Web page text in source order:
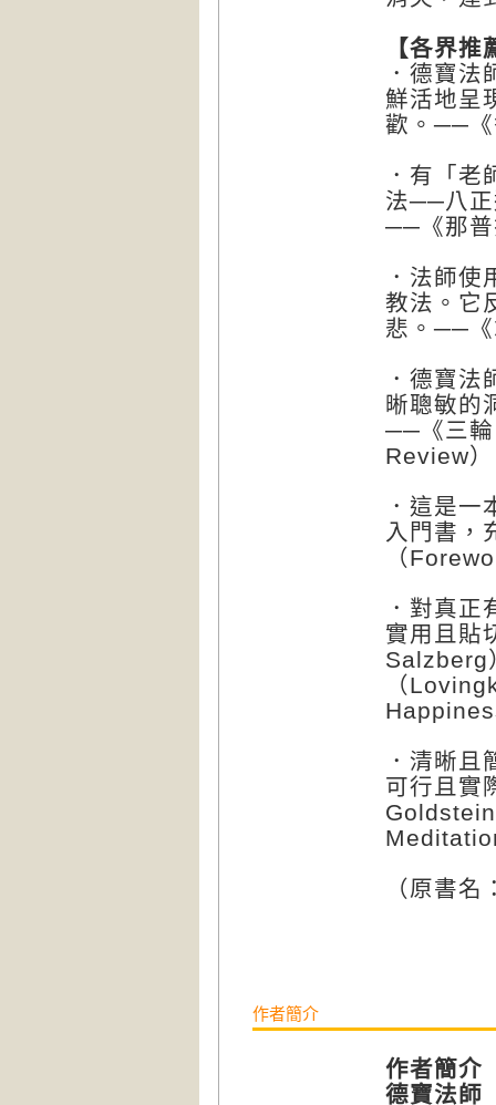
【各界推
．德寶
鮮活地呈
歡。──《
．有「
法──八正
──《那普
．法師
教法。它
悲。──
．德寶
晰聰敏的
──《三
Review）
．這是
入門書，
（
．對真
實用且貼
Salzberg
（
．清晰
可行且實
（原書
作者簡介
作者簡介
德寶法